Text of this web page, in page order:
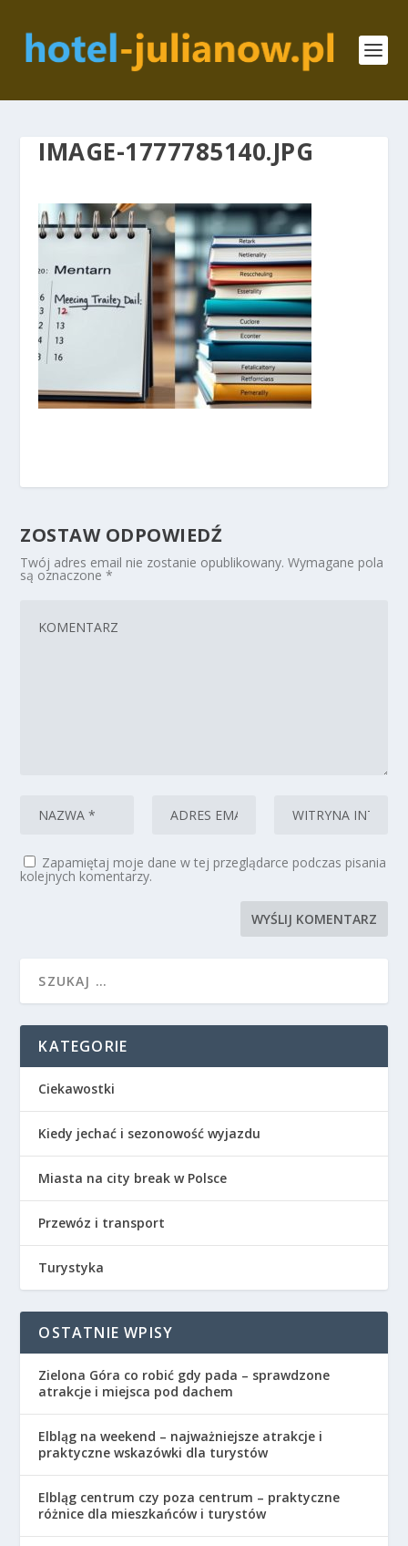
IMAGE-1777785140.JPG
ZOSTAW ODPOWIEDŹ
Twój adres email nie zostanie opublikowany. Wymagane pola
są oznaczone*
Zapamiętaj moje dane w tej przeglądarce podczas pisania
kolejnych komentarzy.
KATEGORIE
Ciekawostki
Kiedy jechać i sezonowość wyjazdu
Miasta na city break w Polsce
Przewóz i transport
Turystyka
OSTATNIE WPISY
Zielona Góra co robić gdy pada – sprawdzone
atrakcje i miejsca pod dachem
Elbląg na weekend – najważniejsze atrakcje i
praktyczne wskazówki dla turystów
Elbląg centrum czy poza centrum – praktyczne
różnice dla mieszkańców i turystów